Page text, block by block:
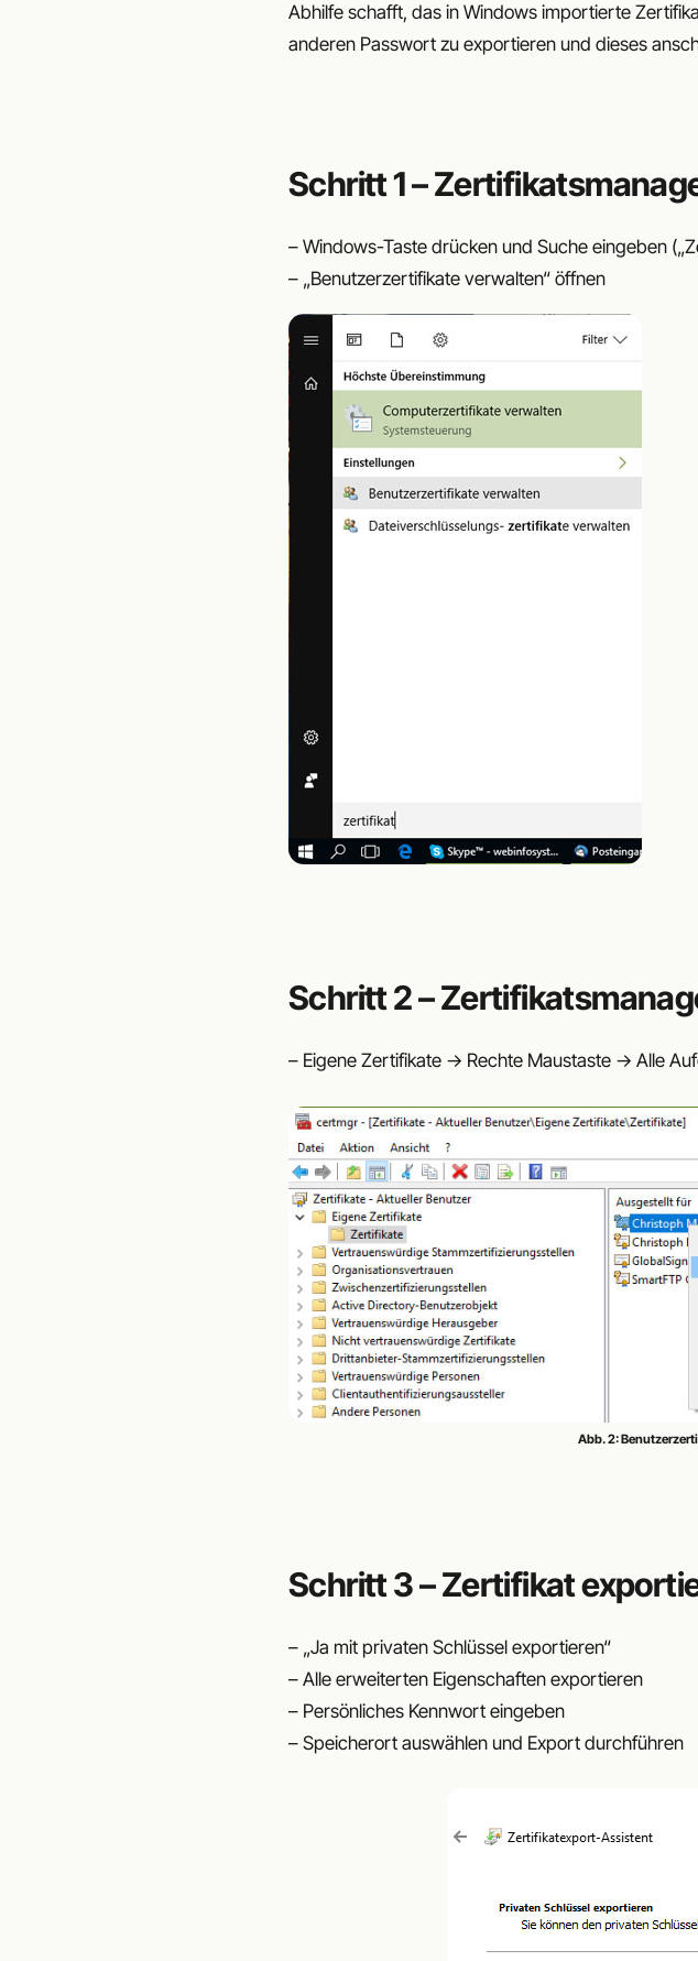
Abhilfe schafft, das in Windows importierte
anderen Passwort zu exportieren und dieses
Schritt 1 –
– Windows-Taste drücken und Suche eingeben
– „Benutzerzertifikate verwalten“ öffnen
Schritt 2 –
– Eigene Zertifikate -> Rechte Maustaste -> Alle
Abb. 2:
Schritt 3 – Zertifikat
– „Ja mit privaten Schlüssel exportieren“
– Alle erweiterten Eigenschaften exportieren
– Persönliches Kennwort eingeben
– Speicherort auswählen und Export durchführen